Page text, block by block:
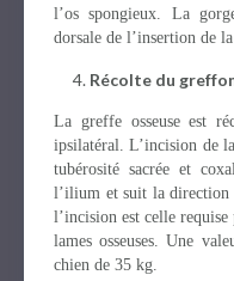
l’os spongieux. La
dorsale de l’insertion de la
Récolte du
La greffe osseuse est
ipsilatéral. L’incision de
tubérosité sacrée et
l’ilium et suit la direction
l’incision est celle
lames osseuses. Une
chien de 35 kg.